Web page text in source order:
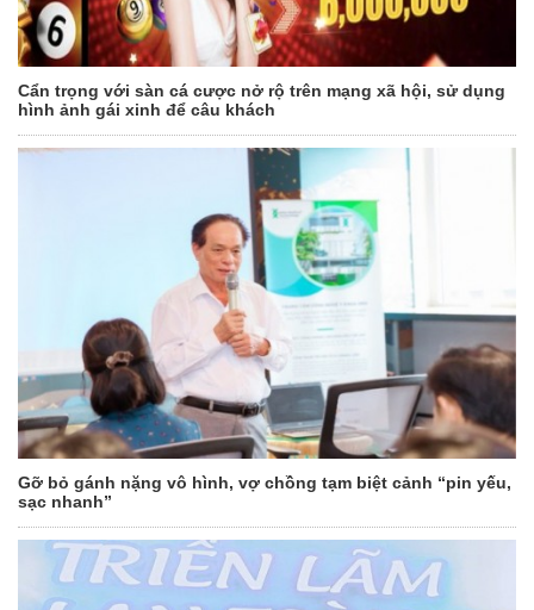
Cẩn trọng với sàn cá cược nở rộ trên mạng xã hội, sử dụng
hình ảnh gái xinh để câu khách
Gỡ bỏ gánh nặng vô hình, vợ chồng tạm biệt cảnh “pin yếu,
sạc nhanh”